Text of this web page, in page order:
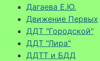
Дагаева Е.Ю.
Движение Первых
ДДТ "Городской"
ДДТ "Лира"
ДДТТ и БДД